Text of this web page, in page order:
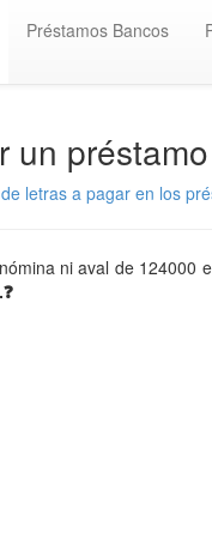
Préstamos Bancos
un
letras a pagar en los
ni aval de 124000